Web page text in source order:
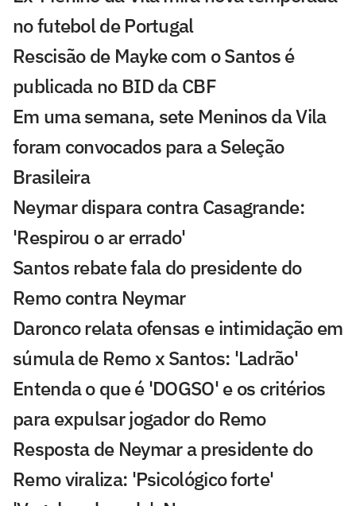
no futebol de Portugal
Rescisão de Mayke com o Santos é
publicada no BID da CBF
Em uma semana, sete Meninos da Vila
foram convocados para a Seleção
Brasileira
Neymar dispara contra Casagrande:
'Respirou o ar errado'
Santos rebate fala do presidente do
Remo contra Neymar
Daronco relata ofensas e intimidação em
súmula de Remo x Santos: 'Ladrão'
Entenda o que é 'DOGSO' e os critérios
para expulsar jogador do Remo
Resposta de Neymar a presidente do
Remo viraliza: 'Psicológico forte'